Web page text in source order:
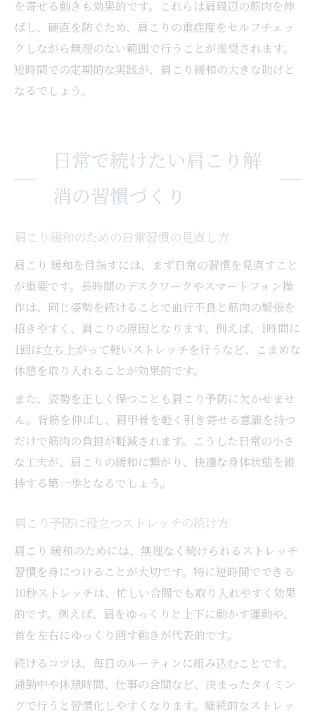
を寄せる動きも効果的です。これらは肩周辺の筋肉を伸
ばし、硬直を防ぐため、肩こりの重症度をセルフチェッ
クしながら無理のない範囲で行うことが推奨されます。
短時間での定期的な実践が、肩こり緩和の大きな助けと
なるでしょう。
日常で続けたい肩こり解
消の習慣づくり
肩こり緩和のための日常習慣の見直し方
肩こり 緩和を目指すには、まず日常の習慣を見直すこと
が重要です。長時間のデスクワークやスマートフォン操
作は、同じ姿勢を続けることで血行不良と筋肉の緊張を
招きやすく、肩こりの原因となります。例えば、1時間に
1回は立ち上がって軽いストレッチを行うなど、こまめな
休憩を取り入れることが効果的です。
また、姿勢を正しく保つことも肩こり予防に欠かせませ
ん。背筋を伸ばし、肩甲骨を軽く引き寄せる意識を持つ
だけで筋肉の負担が軽減されます。こうした日常の小さ
な工夫が、肩こりの緩和に繋がり、快適な身体状態を維
持する第一歩となるでしょう。
肩こり予防に役立つストレッチの続け方
肩こり 緩和のためには、無理なく続けられるストレッチ
習慣を身につけることが大切です。特に短時間でできる
10秒ストレッチは、忙しい合間でも取り入れやすく効果
的です。例えば、肩をゆっくりと上下に動かす運動や、
首を左右にゆっくり回す動きが代表的です。
続けるコツは、毎日のルーティンに組み込むことです。
通勤中や休憩時間、仕事の合間など、決まったタイミン
グで行うと習慣化しやすくなります。継続的なストレッ